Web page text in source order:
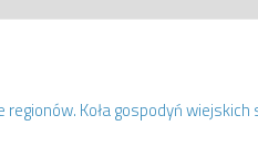
Koła gospodyń wiejskich